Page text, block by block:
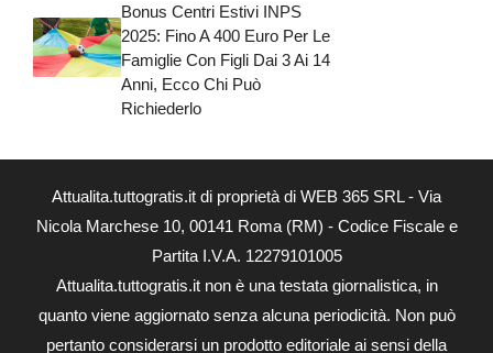
Bonus Centri Estivi INPS
2025: Fino A 400 Euro Per Le
Famiglie Con Figli Dai 3 Ai 14
Anni, Ecco Chi Può
Richiederlo
Attualita.tuttogratis.it di proprietà di WEB 365 SRL - Via
Nicola Marchese 10, 00141 Roma (RM) - Codice Fiscale e
Partita I.V.A. 12279101005
Attualita.tuttogratis.it non è una testata giornalistica, in
quanto viene aggiornato senza alcuna periodicità. Non può
pertanto considerarsi un prodotto editoriale ai sensi della